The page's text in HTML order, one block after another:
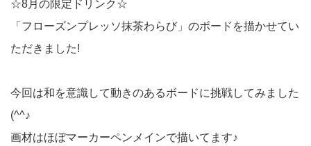
☆8月の限定ドリンク☆
「フローズンプレッソ抹茶わらび」のボードを描かせてい
ただきました!
今回は和を意識して動きのあるボードに挑戦してみました
(^^♪
画材はほぼマーカーペンメインで描いてます♪